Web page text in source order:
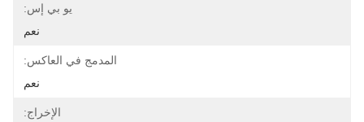
يو بي إس:
نعم
المدمج في العاكس:
نعم
الإخراج: